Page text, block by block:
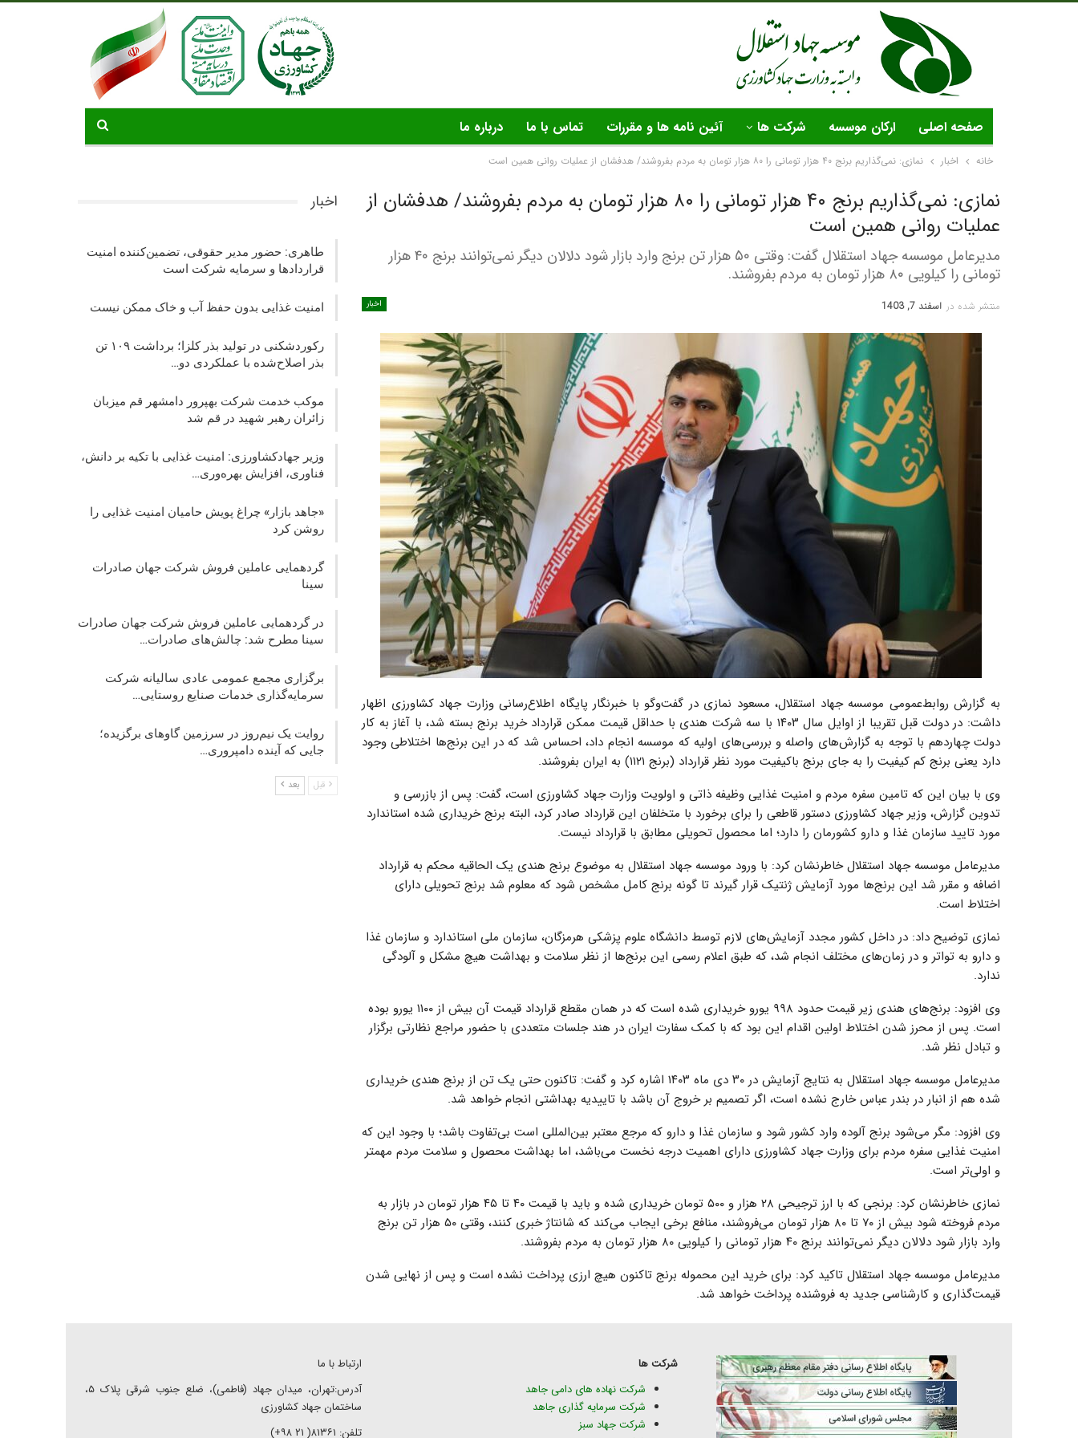
صفحه اصلی ارکان موسسه شرکت ها آئین نامه ها و مقررات تماس با ما درباره ما
خانه اخبار نمازی: نمی‌گذاریم برنج ۴٠ هزار تومانی را ٨٠ هزار تومان به مردم بفروشند/ هدفشان از عملیات روانی همین است
نمازی: نمی‌گذاریم برنج ۴۰ هزار تومانی را ۸۰ هزار تومان به مردم بفروشند/ هدفشان از
عملیات روانی همین است
مدیرعامل موسسه جهاد استقلال گفت: وقتی ۵٠ هزار تن برنج وارد بازار شود دلالان دیگر نمی‌توانند برنج ۴٠ هزار
تومانی را کیلویی ٨٠ هزار تومان به مردم بفروشند.
اخبار منتشر شده در اسفند 7, 1403
به گزارش روابط‌عمومی موسسه جهاد استقلال، مسعود نمازی در گفت‌وگو با خبرنگار پایگاه اطلاع‌رسانی وزارت جهاد کشاورزی اظهار
داشت: در دولت قبل تقریبا از اوایل سال ۱۴۰۳ با سه شرکت هندی با حداقل قیمت ممکن قرارداد خرید برنج بسته شد، با آغاز به کار
دولت چهاردهم با توجه به گزارش‌های واصله و بررسی‌های اولیه که موسسه انجام داد، احساس شد که در این برنج‌ها اختلاطی وجود
دارد یعنی برنج کم کیفیت را به جای برنج باکیفیت مورد نظر قرارداد (برنج ۱۱۲۱) به ایران بفروشند.
وی با بیان این که تامین سفره مردم و امنیت غذایی وظیفه ذاتی و اولویت وزارت جهاد کشاورزی است، گفت: پس از بازرسی و
تدوین گزارش، وزیر جهاد کشاورزی دستور قاطعی را برای برخورد با متخلفان این قرارداد صادر کرد، البته برنج خریداری شده استاندارد
مورد تایید سازمان غذا و دارو کشورمان را دارد؛ اما محصول تحویلی مطابق با قرارداد نیست.
مدیرعامل موسسه جهاد استقلال خاطرنشان کرد: با ورود موسسه جهاد استقلال به موضوع برنج هندی یک الحاقیه محکم به قرارداد
اضافه و مقرر شد این برنج‌ها مورد آزمایش ژنتیک قرار گیرند تا گونه برنج کامل مشخص شود که معلوم شد برنج تحویلی دارای
اختلاط است.
نمازی توضیح داد: در داخل کشور مجدد آزمایش‌های لازم توسط دانشگاه علوم پزشکی هرمزگان، سازمان ملی استاندارد و سازمان غذا
و دارو به تواتر و در زمان‌های مختلف انجام شد، که طبق اعلام رسمی این برنج‌ها از نظر سلامت و بهداشت هیچ مشکل و آلودگی
ندارد.
وی افزود: برنج‌های هندی زیر قیمت حدود ۹۹۸ یورو خریداری شده است که در همان مقطع قرارداد قیمت آن بیش از ۱۱۰۰ یورو بوده
است. پس از محرز شدن اختلاط اولین اقدام این بود که با کمک سفارت ایران در هند جلسات متعددی با حضور مراجع نظارتی برگزار
و تبادل نظر شد.
مدیرعامل موسسه جهاد استقلال به نتایج آزمایش در ۳۰ دی ماه ۱۴۰۳ اشاره کرد و گفت: تاکنون حتی یک تن از برنج هندی خریداری
شده هم از انبار در بندر عباس خارج نشده است، اگر تصمیم بر خروج آن باشد با تاییدیه بهداشتی انجام خواهد شد.
وی افزود: مگر می‌شود برنج آلوده وارد کشور شود و سازمان غذا و دارو که مرجع معتبر بین‌المللی است بی‌تفاوت باشد؛ با وجود این که
امنیت غذایی سفره مردم برای وزارت جهاد کشاورزی دارای اهمیت درجه نخست می‌باشد، اما بهداشت محصول و سلامت مردم مهمتر
و اولی‌تر است.
نمازی خاطرنشان کرد: برنجی که با ارز ترجیحی ۲۸ هزار و ۵۰۰ تومان خریداری شده و باید با قیمت ۴۰ تا ۴۵ هزار تومان در بازار به
مردم فروخته شود بیش از ۷۰ تا ۸۰ هزار تومان می‌فروشند، منافع برخی ایجاب می‌کند که شانتاژ خبری کنند، وقتی ۵۰ هزار تن برنج
وارد بازار شود دلالان دیگر نمی‌توانند برنج ۴۰ هزار تومانی را کیلویی ۸۰ هزار تومان به مردم بفروشند.
مدیرعامل موسسه جهاد استقلال تاکید کرد: برای خرید این محموله برنج تاکنون هیچ ارزی پرداخت نشده است و پس از نهایی شدن
قیمت‌گذاری و کارشناسی جدید به فروشنده پرداخت خواهد شد.
اخبار
طاهری: حضور مدیر حقوقی، تضمین‌کننده امنیت
قراردادها و سرمایه شرکت‌ است
امنیت غذایی بدون حفظ آب و خاک ممکن نیست
رکوردشکنی در تولید بذر کلزا؛ برداشت ۱۰۹ تن
بذر اصلاح‌شده با عملکردی دو…
موکب خدمت شرکت بهپرور دامشهر قم میزبان
زائران رهبر شهید در قم شد
وزیر جهادکشاورزی: امنیت غذایی با تکیه بر دانش،
فناوری، افزایش بهره‌وری…
«جاهد بازار» چراغ پویش حامیان امنیت غذایی را
روشن کرد
گردهمایی عاملین فروش شرکت جهان صادرات
سینا
در گردهمایی عاملین فروش شرکت جهان صادرات
سینا مطرح شد: چالش‌های صادرات…
برگزاری مجمع عمومی عادی سالیانه شرکت
سرمایه‌گذاری خدمات صنایع روستایی…
روایت یک نیم‌روز در سرزمین گاوهای برگزیده؛
جایی که آینده دامپروری…
قبل بعد
شرکت ها
شرکت نهاده های دامی جاهد
شرکت سرمایه گذاری جاهد
شرکت جهاد سبز
ارتباط با ما
آدرس:تهران، میدان جهاد (فاطمی)، ضلع جنوب شرقی پلاک ۵،
ساختمان جهاد کشاورزی
تلفن: ۸۱۳۶۱( ۲۱ ۹۸+)